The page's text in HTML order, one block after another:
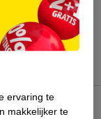
ervaring te
makkelijker te